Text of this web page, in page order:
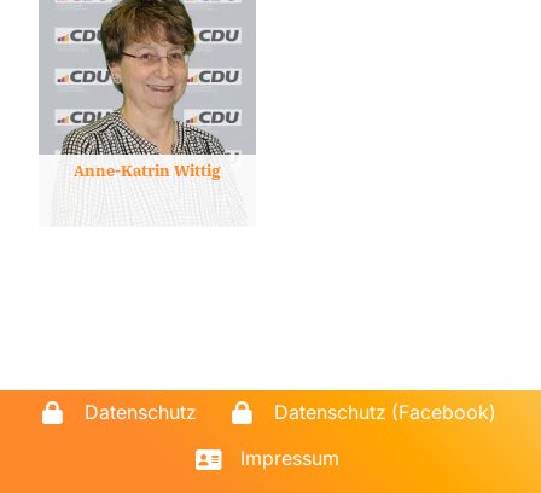
Anne-Katrin Wittig
Datenschutz
Datenschutz (Facebook)
Impressum